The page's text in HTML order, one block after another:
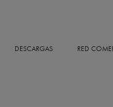
DESCARGAS RED